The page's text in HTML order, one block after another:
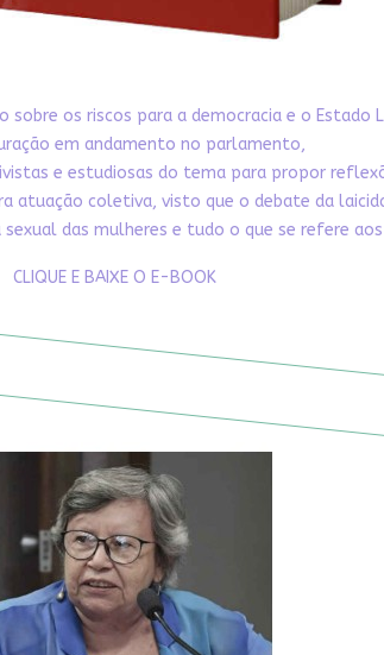
os riscos para a democracia e o Estado
em andamento no parlamento,
e estudiosas do tema para propor
atuação coletiva, visto que o debate da
das mulheres e tudo o que se refere
CLIQUE E BAIXE O E-BOOK